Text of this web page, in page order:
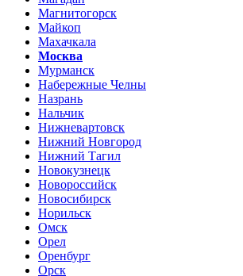
Магнитогорск
Майкоп
Махачкала
Москва
Мурманск
Набережные Челны
Назрань
Нальчик
Нижневартовск
Нижний Новгород
Нижний Тагил
Новокузнецк
Новороссийск
Новосибирск
Норильск
Омск
Орел
Оренбург
Орск